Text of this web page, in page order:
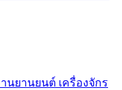
ยานยนต์ เครื่องจักร